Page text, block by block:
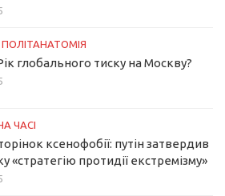
ПОЛІТАНАТОМІЯ
глобального тиску на Москву?
ЧАСІ
ксенофобії: путін затвердив
«стратегію протидії екстремізму»